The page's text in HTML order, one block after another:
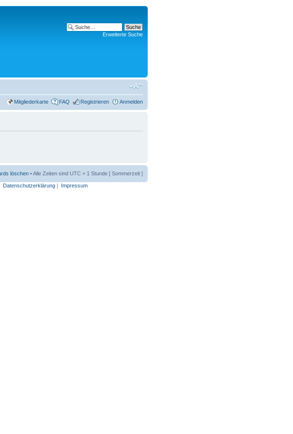
Erweiterte Suche
Mitgliederkarte FAQ Registrieren Anmelden
löschen • Alle Zeiten sind UTC + 1 Stunde [ Sommerzeit ]
Datenschutzerklärung| Impressum